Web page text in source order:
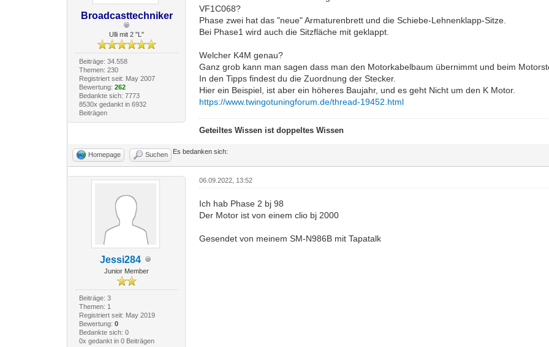
Broadcasttechniker
Ulli mit 2 "L"
Beiträge: 34.558
Themen: 230
Registriert seit: May 2007
Bewertung: 262
Bedankte sich: 7773
8530x gedankt in 6932
Beiträgen
VF1C068?
Phase zwei hat das "neue" Armaturenbrett und die Schiebe-Lehnenklapp-Sitze.
Bei Phase1 wird auch die Sitzfläche mit geklappt.
Welcher K4M genau?
Ganz grob kann man sagen dass man den Motorkabelbaum übernimmt und beim
In den Tipps findest du die Zuordnung der Stecker.
Hier ein Beispiel, ist aber ein höheres Baujahr, und es geht Nicht um den K Motor.
https://www.twingotuningforum.de/thread-19452.html
Geteiltes Wissen ist doppeltes Wissen
Homepage Suchen Es bedanken sich:
Jessi284
Junior Member
Beiträge: 3
Themen: 1
Registriert seit: May 2019
Bewertung: 0
Bedankte sich: 0
0x gedankt in 0 Beiträgen
06.09.2022, 13:52
Ich hab Phase 2 bj 98
Der Motor ist von einem clio bj 2000
Gesendet von meinem SM-N986B mit Tapatalk